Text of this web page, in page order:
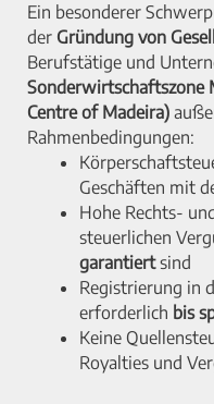
Ein besonderer
der Gründung von
Berufstätige und
Sonderwirtschaftszone
Centre of Madeira)
Rahmenbedingungen:
Geschäften mit
Hohe Rechts-
steuerlichen
garantiertsind
Registrierung in
erforderlich bis
Keine
Royalties und